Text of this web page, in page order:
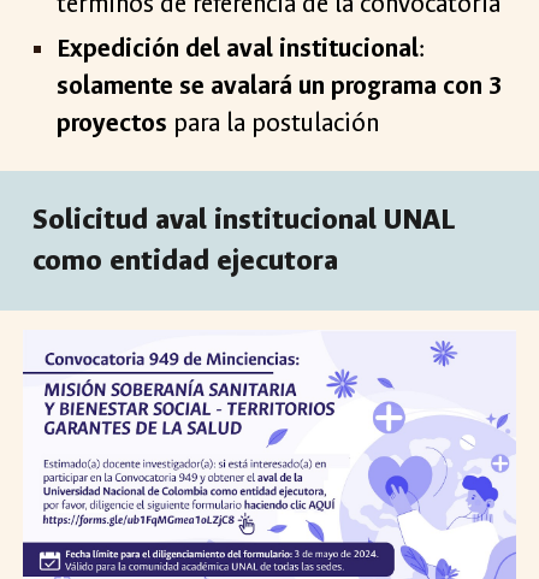
Expedición del aval institucional:
solamente se avalará un programa con 3
proyectos para la postulación
Solicitud aval institucional UNAL
como entidad ejecutora